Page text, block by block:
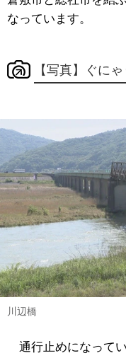
なっています。
【写真】ぐに
川辺橋
通行止めになって